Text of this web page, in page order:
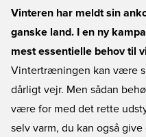
Vinteren har meldt sin
ganske land. I en ny
mest essentielle behov til
Vintertræningen kan være
dårligt vejr. Men sådan
være for med det rette
selv varm, du kan også